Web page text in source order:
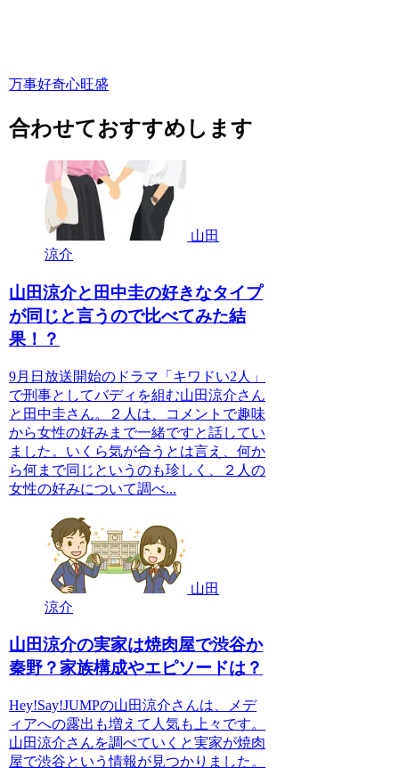
万事好奇心旺盛
合わせておすすめします
山田
涼介
山田涼介と田中圭の好きなタイプ
が同じと言うので比べてみた結
果！？
9月日放送開始のドラマ「キワドい2人」
で刑事としてバディを組む山田涼介さん
と田中圭さん。２人は、コメントで趣味
から女性の好みまで一緒ですと話してい
ました。いくら気が合うとは言え、何か
ら何まで同じというのも珍しく、２人の
女性の好みについて調べ...
山田
涼介
山田涼介の実家は焼肉屋で渋谷か
秦野？家族構成やエピソードは？
Hey!Say!JUMPの山田涼介さんは、メデ
ィアへの露出も増えて人気も上々です。
山田涼介さんを調べていくと実家が焼肉
屋で渋谷という情報が見つかりました。